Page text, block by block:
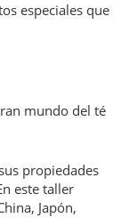
especiales que
mundo del té
propiedades
este taller
Japón,